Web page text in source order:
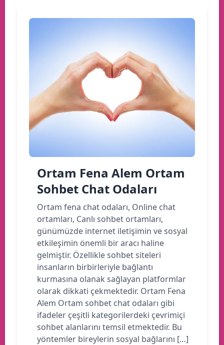
Ortam Fena Alem Ortam
Sohbet Chat Odaları
Ortam fena chat odaları, Online chat
ortamları, Canlı sohbet ortamları,
günümüzde internet iletişimin ve sosyal
etkileşimin önemli bir aracı haline
gelmiştir. Özellikle sohbet siteleri
insanların birbirleriyle bağlantı
kurmasına olanak sağlayan platformlar
olarak dikkati çekmektedir. Ortam Fena
Alem Ortam sohbet chat odaları gibi
ifadeler çeşitli kategorilerdeki çevrimiçi
sohbet alanlarını temsil etmektedir. Bu
yöntemler bireylerin sosyal bağlarını […]